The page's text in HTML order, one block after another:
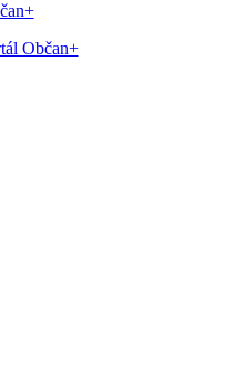
Občan+